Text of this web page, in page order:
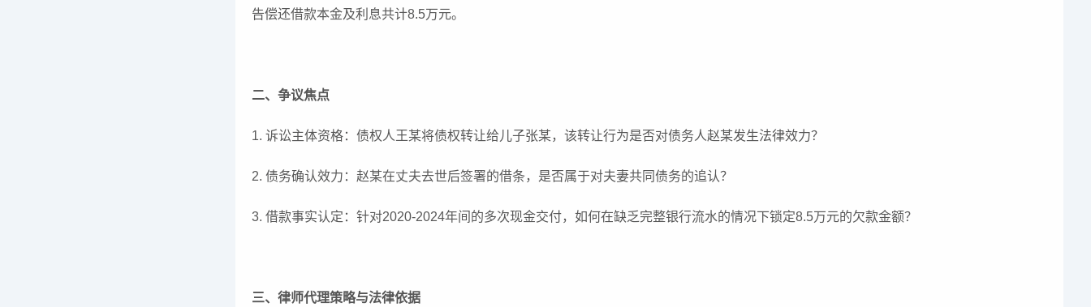
告偿还借款本金及利息共计8.5万元。
二、争议焦点
1. 诉讼主体资格：债权人王某将债权转让给儿子张某，该转让行为是否对债务人赵某发生法律效力？
2. 债务确认效力：赵某在丈夫去世后签署的借条，是否属于对夫妻共同债务的追认？
3. 借款事实认定：针对2020-2024年间的多次现金交付，如何在缺乏完整银行流水的情况下锁定8.5万元的欠款金额？
三、律师代理策略与法律依据